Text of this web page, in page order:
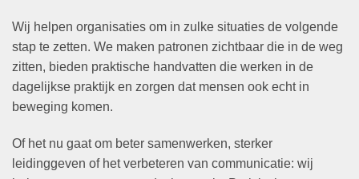
Wij helpen organisaties om in zulke situaties de volgende
stap te zetten. We maken patronen zichtbaar die in de weg
zitten, bieden praktische handvatten die werken in de
dagelijkse praktijk en zorgen dat mensen ook echt in
beweging komen.
Of het nu gaat om beter samenwerken, sterker
leidinggeven of het verbeteren van communicatie: wij